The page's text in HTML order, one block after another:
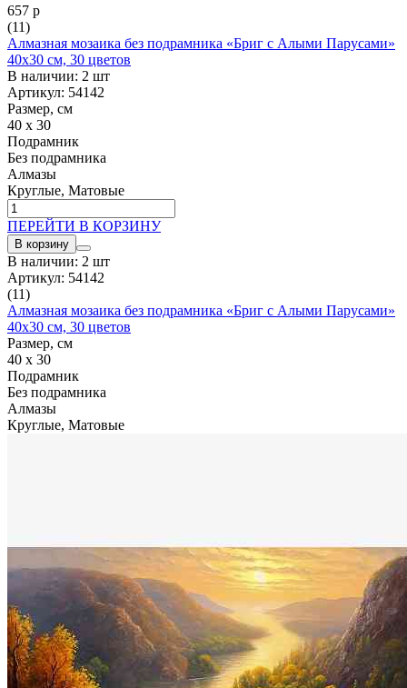
657 р
(11)
Алмазная мозаика без подрамника «Бриг с Алыми Парусами»
40x30 см, 30 цветов
В наличии: 2 шт
Артикул: 54142
Размер, см
40 x 30
Подрамник
Без подрамника
Алмазы
Круглые, Матовые
ПЕРЕЙТИ В КОРЗИНУ
В корзину
В наличии: 2 шт
Артикул: 54142
(11)
Алмазная мозаика без подрамника «Бриг с Алыми Парусами»
40x30 см, 30 цветов
Размер, см
40 x 30
Подрамник
Без подрамника
Алмазы
Круглые, Матовые